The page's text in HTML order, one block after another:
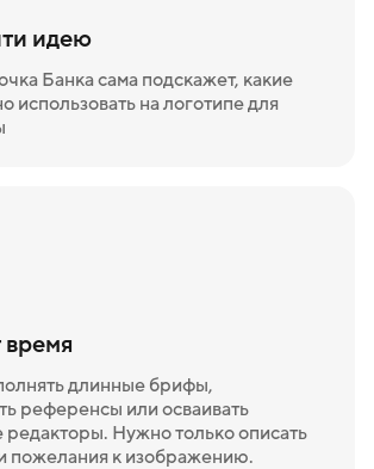
идею
Банка сама подскажет, какие
использовать на логотипе для
длинные брифы,
референсы или осваивать
редакторы. Нужно только описать
пожелания к изображению.